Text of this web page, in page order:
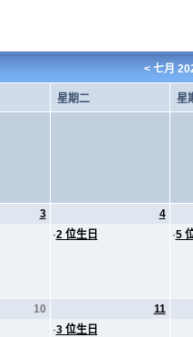
< 七月
星期二 星
3
4
·2 位生日 ·5
10
11
·3 位生日